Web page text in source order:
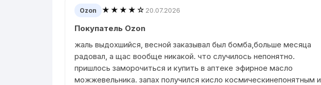
Ozon ★★★★☆ 20.07.2026
Покупатель Ozon
жаль выдохшийся, весной заказывал был бомба,больше месяца
радовал, а щас вообще никакой. что случилось непонятно.
пришлось заморочиться и купить в аптеке эфирное масло
можжевельника. запах получился кисло космическинепонятным и